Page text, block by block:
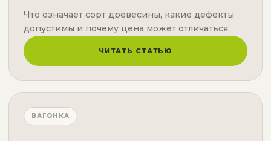
Что означает сорт древесины, какие дефекты
допустимы и почему цена может отличаться.
ЧИТАТЬ СТАТЬЮ
ВАГОНКА